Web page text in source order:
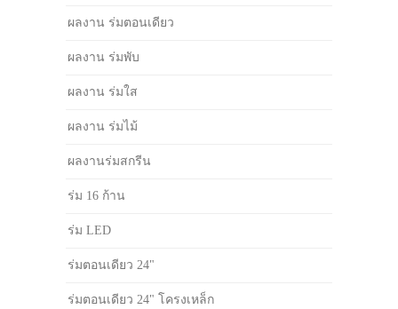
ผลงาน ร่มตอนเดียว
ผลงาน ร่มพับ
ผลงาน ร่มใส
ผลงาน ร่มไม้
ผลงานร่มสกรีน
ร่ม 16 ก้าน
ร่ม LED
ร่มตอนเดียว 24"
ร่มตอนเดียว 24" โครงเหล็ก